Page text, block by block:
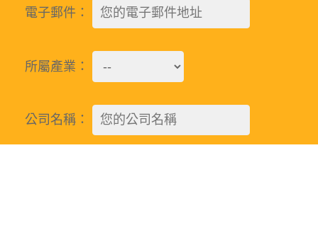
電子郵件：
所屬產業：
公司名稱：